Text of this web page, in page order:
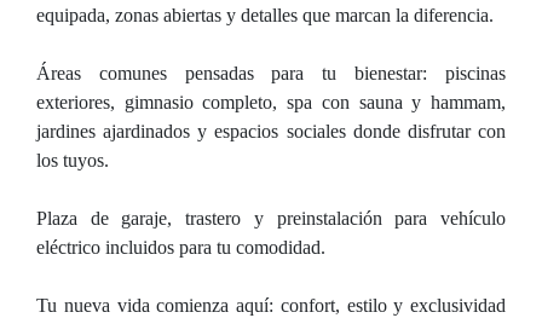
equipada, zonas abiertas y detalles que marcan la diferencia.
Áreas comunes pensadas para tu bienestar: piscinas
exteriores, gimnasio completo, spa con sauna y hammam,
jardines ajardinados y espacios sociales donde disfrutar con
los tuyos.
Plaza de garaje, trastero y preinstalación para vehículo
eléctrico incluidos para tu comodidad.
Tu nueva vida comienza aquí: confort, estilo y exclusividad